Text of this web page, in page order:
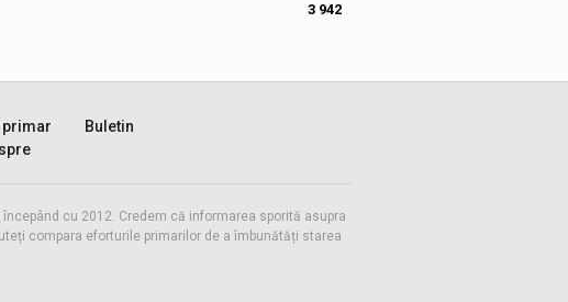
3 942
primar
Buletin
cu 2012. Credem că informarea sporită asupra
compara eforturile primarilor de a îmbunătăți starea